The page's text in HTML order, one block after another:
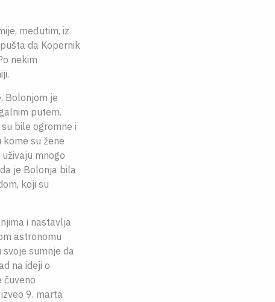
međutim, iz
da Kopernik
nekim
Bolonjom je
putem.
bile ogromne i
su žene
mnogo
je Bolonja bila
koji su
i nastavlja
astronomu
svoje sumnje da
na ideji o
čuveno
9. marta